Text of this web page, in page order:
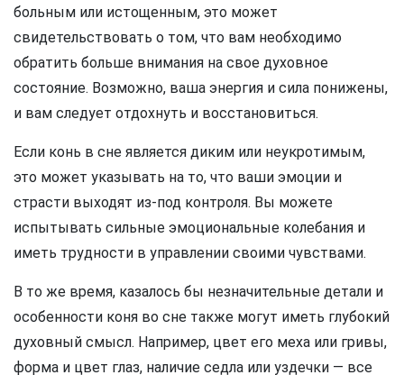
больным или истощенным, это может
свидетельствовать о том, что вам необходимо
обратить больше внимания на свое духовное
состояние. Возможно, ваша энергия и сила понижены,
и вам следует отдохнуть и восстановиться.
Если конь в сне является диким или неукротимым,
это может указывать на то, что ваши эмоции и
страсти выходят из-под контроля. Вы можете
испытывать сильные эмоциональные колебания и
иметь трудности в управлении своими чувствами.
В то же время, казалось бы незначительные детали и
особенности коня во сне также могут иметь глубокий
духовный смысл. Например, цвет его меха или гривы,
форма и цвет глаз, наличие седла или уздечки — все